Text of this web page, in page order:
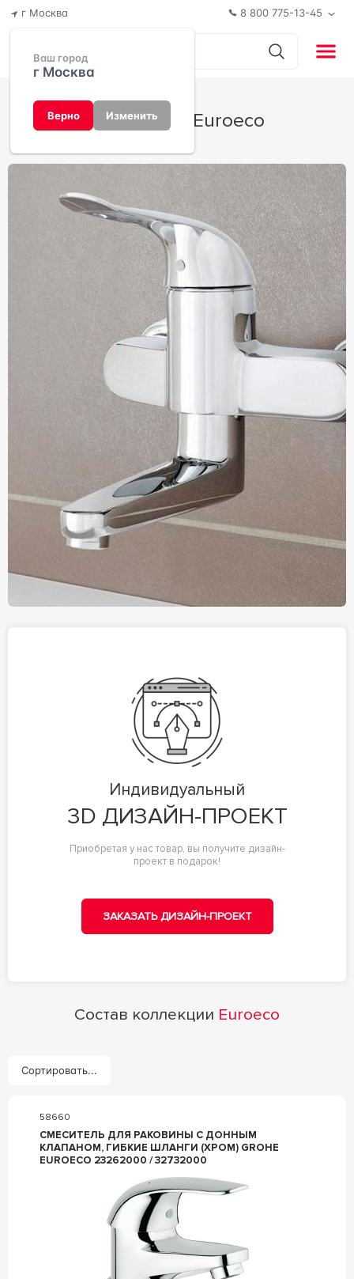
г Москва
Ваш город
г Москва
Верно Изменить
8 800 775-13-45
Коллекция Euroeco
Индивидуальный
3D ДИЗАЙН-ПРОЕКТ
Приобретая у нас товар, вы получите дизайн-
проект в подарок!
ЗАКАЗАТЬ ДИЗАЙН-ПРОЕКТ
Состав коллекции Euroeco
Сортировать...
58660
СМЕСИТЕЛЬ ДЛЯ РАКОВИНЫ С ДОННЫМ
КЛАПАНОМ, ГИБКИЕ ШЛАНГИ (ХРОМ) GROHE
EUROECO 23262000 / 32732000